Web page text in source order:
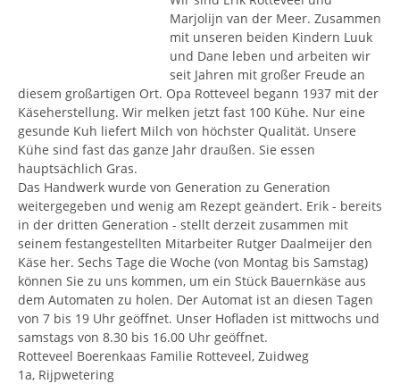
Marjolijn van der Meer. Zusammen
mit unseren beiden Kindern Luuk
und Dane leben und arbeiten wir
seit Jahren mit großer Freude an
diesem großartigen Ort. Opa Rotteveel begann 1937 mit der
Käseherstellung. Wir melken jetzt fast 100 Kühe. Nur eine
gesunde Kuh liefert Milch von höchster Qualität. Unsere
Kühe sind fast das ganze Jahr draußen. Sie essen
hauptsächlich Gras.
Das Handwerk wurde von Generation zu Generation
weitergegeben und wenig am Rezept geändert. Erik - bereits
in der dritten Generation - stellt derzeit zusammen mit
seinem festangestellten Mitarbeiter Rutger Daalmeijer den
Käse her. Sechs Tage die Woche (von Montag bis Samstag)
können Sie zu uns kommen, um ein Stück Bauernkäse aus
dem Automaten zu holen. Der Automat ist an diesen Tagen
von 7 bis 19 Uhr geöffnet. Unser Hofladen ist mittwochs und
samstags von 8.30 bis 16.00 Uhr geöffnet.
Rotteveel Boerenkaas Familie Rotteveel, Zuidweg
1a, Rijpwetering